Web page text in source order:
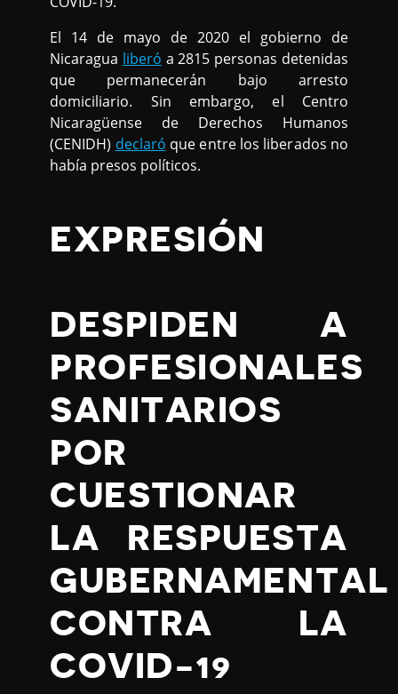
El 14 de mayo de 2020 el gobierno de
Nicaragua liberó a 2815 personas detenidas
que permanecerán bajo arresto
domiciliario. Sin embargo, el Centro
Nicaragüense de Derechos Humanos
(CENIDH) declaró que entre los liberados no
había presos políticos.
EXPRESIÓN
DESPIDEN A
PROFESIONALES
SANITARIOS
POR
CUESTIONAR
LA RESPUESTA
GUBERNAMENTAL
CONTRA LA
COVID-19